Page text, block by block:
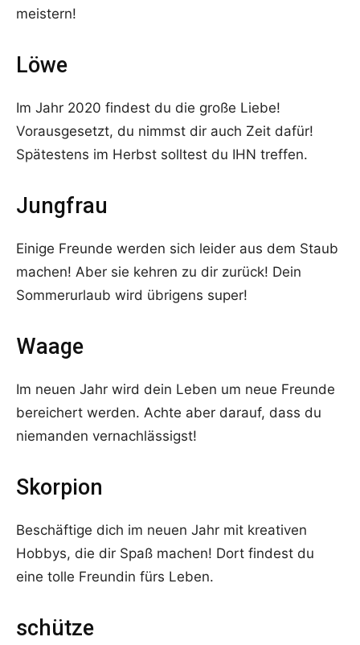
meistern!
Löwe
Im Jahr 2020 findest du die große Liebe!
Vorausgesetzt, du nimmst dir auch Zeit dafür!
Spätestens im Herbst solltest du IHN treffen.
Jungfrau
Einige Freunde werden sich leider aus dem Staub
machen! Aber sie kehren zu dir zurück! Dein
Sommerurlaub wird übrigens super!
Waage
Im neuen Jahr wird dein Leben um neue Freunde
bereichert werden. Achte aber darauf, dass du
niemanden vernachlässigst!
Skorpion
Beschäftige dich im neuen Jahr mit kreativen
Hobbys, die dir Spaß machen! Dort findest du
eine tolle Freundin fürs Leben.
schütze